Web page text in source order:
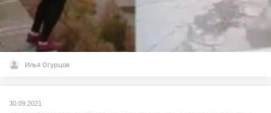
Илья Огурцов
30.09.2021